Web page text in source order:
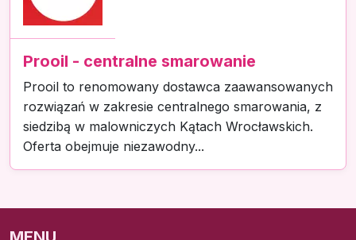
Prooil - centralne smarowanie
Prooil to renomowany dostawca zaawansowanych
rozwiązań w zakresie centralnego smarowania, z
siedzibą w malowniczych Kątach Wrocławskich.
Oferta obejmuje niezawodny...